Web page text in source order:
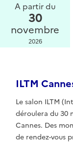
ILTM
Le salon ILTM
déroulera du 30
Cannes. Des
de rendez-vous
A partir du
30
novembre
2026